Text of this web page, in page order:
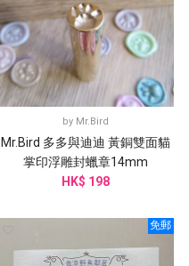
by Mr.Bird
Mr.Bird 多多與迪迪 黃銅雙面貓
掌印浮雕封蠟章14mm
HK$ 198
免郵